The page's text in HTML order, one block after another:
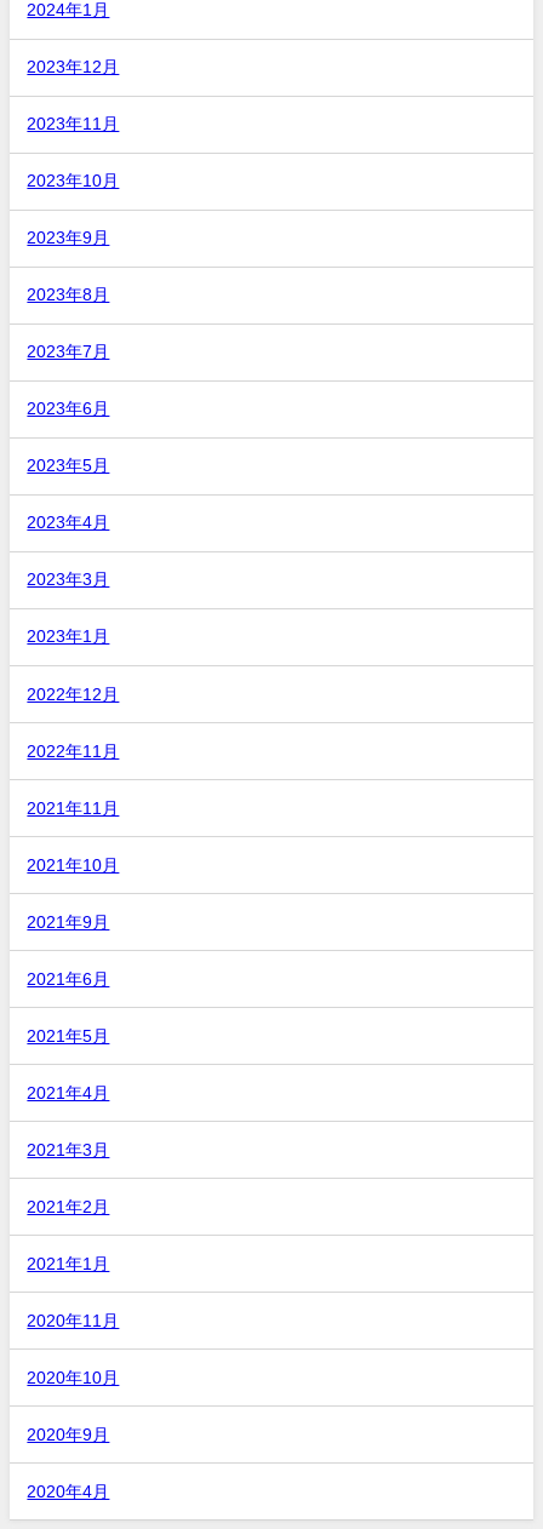
2024年1月
2023年12月
2023年11月
2023年10月
2023年9月
2023年8月
2023年7月
2023年6月
2023年5月
2023年4月
2023年3月
2023年1月
2022年12月
2022年11月
2021年11月
2021年10月
2021年9月
2021年6月
2021年5月
2021年4月
2021年3月
2021年2月
2021年1月
2020年11月
2020年10月
2020年9月
2020年4月